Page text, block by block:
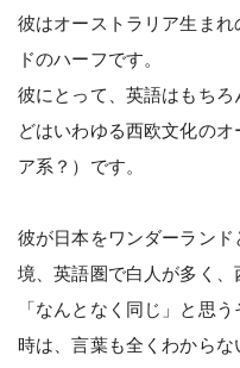
彼はオーストラリア生ま
ドのハーフです。
彼にとって、英語はもち
どはいわゆる西欧文化の
ア系？）です。
彼が日本をワンダーラン
境、英語圏で白人が多く、
「なんとなく同じ」と思
時は、言葉も全くわから